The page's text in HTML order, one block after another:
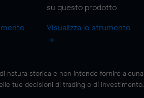
su questo prodotto
Visualizza lo strumento
natura storica e non intende fornire alcuna
tue decisioni di trading o di investimento.